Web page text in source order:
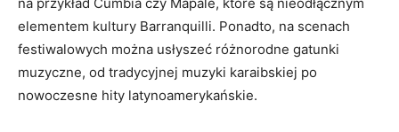
na przykład Cumbia czy Mapalé, które są nieodłącznym
elementem kultury Barranquilli. Ponadto, na scenach
festiwalowych‍ można usłyszeć różnorodne⁤ gatunki
muzyczne, od tradycyjnej muzyki karaibskiej po
nowoczesne ‌hity ⁣latynoamerykańskie.